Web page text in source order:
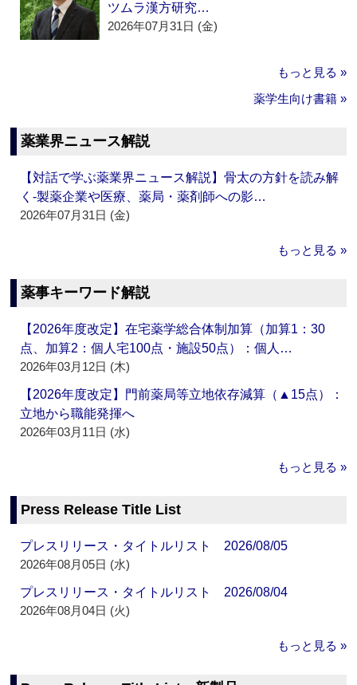
ツムラ漢方研究…
2026年07月31日 (金)
もっと見る »
薬学生向け書籍 »
薬業界ニュース解説
【対話で学ぶ薬業界ニュース解説】骨太の方針を読み解
く‐製薬企業や医療、薬局・薬剤師への影…
2026年07月31日 (金)
もっと見る »
薬事キーワード解説
【2026年度改定】在宅薬学総合体制加算（加算1：30
点、加算2：個人宅100点・施設50点）：個人…
2026年03月12日 (木)
【2026年度改定】門前薬局等立地依存減算（▲15点）：
立地から職能発揮へ
2026年03月11日 (水)
もっと見る »
Press Release Title List
プレスリリース・タイトルリスト 2026/08/05
2026年08月05日 (水)
プレスリリース・タイトルリスト 2026/08/04
2026年08月04日 (火)
もっと見る »